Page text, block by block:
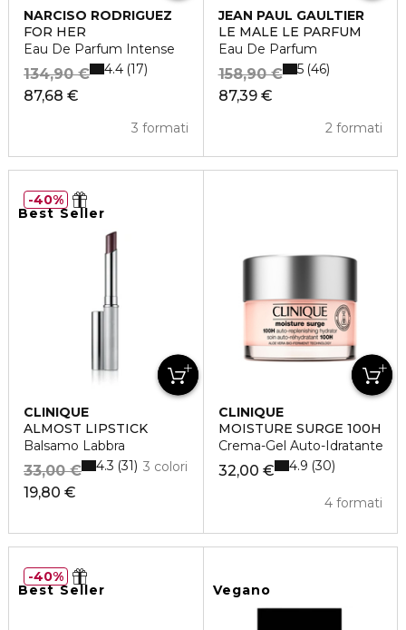
NARCISO RODRIGUEZ
FOR HER
Eau De Parfum Intense
87,68 €
134,90 €
3 formati
4.4 17
JEAN PAUL GAULTIER
LE MALE LE PARFUM
Eau De Parfum
87,39 €
158,90 €
2 formati
5 46
Best Seller
CLINIQUE
ALMOST LIPSTICK
Balsamo Labbra
19,80 €
33,00 € 3 colori
4.3 31
40%
CLINIQUE
MOISTURE SURGE 100H
Crema-Gel Auto-Idratante
32,00 €
4 formati
4.9 30
Best Seller
40%
Vegano